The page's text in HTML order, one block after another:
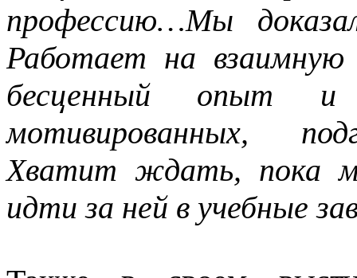
профессию…Мы
Работает на
бесценный опыт
мотивированных,
Хватит ждать, пока
идти за ней в учебные